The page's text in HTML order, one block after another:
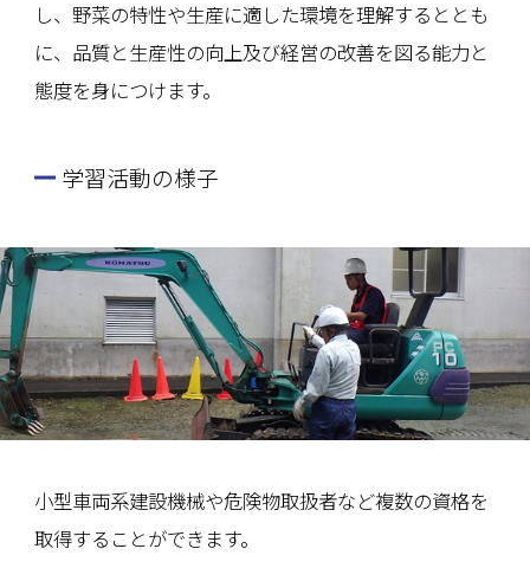
し、野菜の特性や生産に適した環境を理解するととも
に、品質と生産性の向上及び経営の改善を図る能力と
態度を身につけます。
学習活動の様子
小型車両系建設機械や危険物取扱者など複数の資格を
取得することができます。